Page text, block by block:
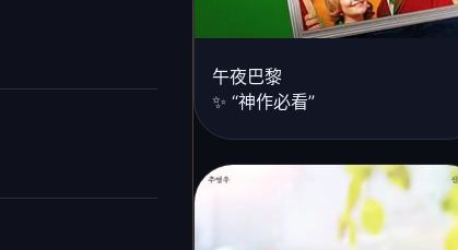
午夜巴黎
✨ “神作必看”